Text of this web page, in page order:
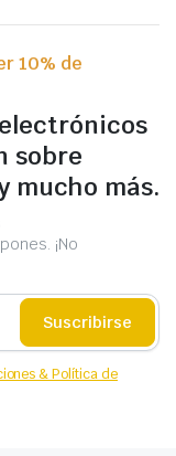
10% de
sobre
mucho más.
¡No
Suscribirse
& Política de